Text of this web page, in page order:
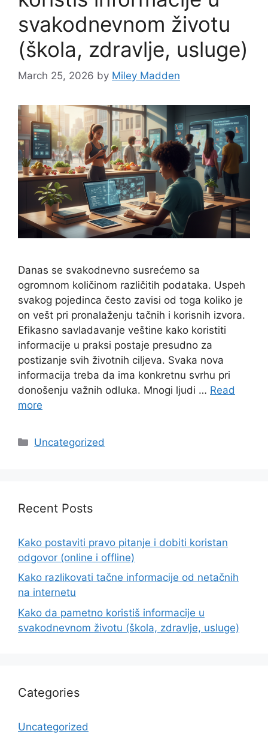
svakodnevnom životu
(škola, zdravlje, usluge)
March 25, 2026 by Miley Madden
Danas se svakodnevno susrećemo sa
ogromnom količinom različitih podataka. Uspeh
svakog pojedinca često zavisi od toga koliko je
on vešt pri pronalaženju tačnih i korisnih izvora.
Efikasno savladavanje veštine kako koristiti
informacije u praksi postaje presudno za
postizanje svih životnih ciljeva. Svaka nova
informacija treba da ima konkretnu svrhu pri
donošenju važnih odluka. Mnogi ljudi … Read
more
Categories
Uncategorized
Recent Posts
Kako postaviti pravo pitanje i dobiti koristan
odgovor (online i offline)
Kako razlikovati tačne informacije od netačnih
na internetu
Kako da pametno koristiš informacije u
svakodnevnom životu (škola, zdravlje, usluge)
Categories
Uncategorized